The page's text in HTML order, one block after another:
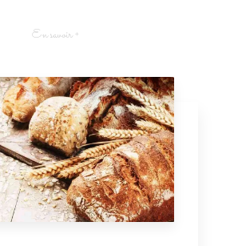
En savoir +